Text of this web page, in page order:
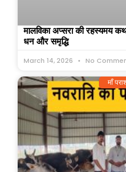
मालविका अप्सरा की रहस्यमय
धन और समृद्धि
March 14, 2026 No
माँ